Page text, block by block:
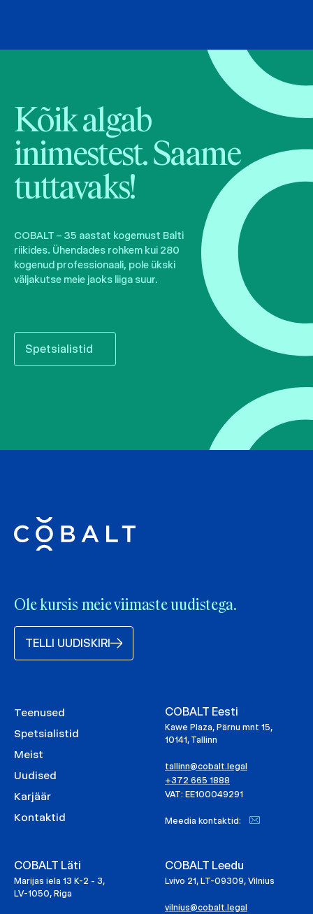
Kõik algab
inimestest. Saame
tuttavaks!
COBALT – 35 aastat kogemust Balti
riikides. Ühendades rohkem kui 280
kogenud professionaali, pole ükski
väljakutse meie jaoks liiga suur.
Spetsialistid
Ole kursis meie viimaste uudistega.
TELLI UUDISKIRI
Teenused
Spetsialistid
Meist
Uudised
Karjäär
Kontaktid
COBALT Eesti
Kawe Plaza, Pärnu mnt 15,
10141, Tallinn
tallinn@cobalt.legal
+372 665 1888
VAT: EE100049291
Meedia kontaktid:
COBALT Läti
Marijas iela 13 K-2 - 3,
LV-1050, Riga
COBALT Leedu
Lvivo 21, LT-09309, Vilnius
vilnius@cobalt.legal